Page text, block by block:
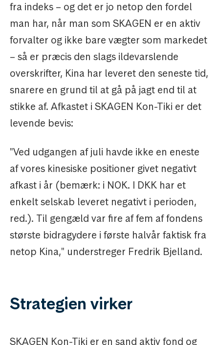
fra indeks – og det er jo netop den fordel
man har, når man som SKAGEN er en aktiv
forvalter og ikke bare vægter som markedet
– så er præcis den slags ildevarslende
overskrifter, Kina har leveret den seneste tid,
snarere en grund til at gå på jagt end til at
stikke af. Afkastet i SKAGEN Kon-Tiki er det
levende bevis:
"Ved udgangen af juli havde ikke en eneste
af vores kinesiske positioner givet negativt
afkast i år (bemærk: i NOK. I DKK har et
enkelt selskab leveret negativt i perioden,
red.). Til gengæld var fire af fem af fondens
største bidragydere i første halvår faktisk fra
netop Kina," understreger Fredrik Bjelland.
Strategien virker
SKAGEN Kon-Tiki er en sand aktiv fond og